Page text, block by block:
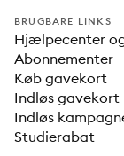
BRUGBARE LINKS
Hjælpecenter
Abonnementer
Køb gavekort
Indløs gavekort
Indløs
Studierabat